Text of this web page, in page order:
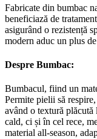
Fabricate din bumbac
beneficiază de
asigurând o rezistență
modern aduc un plus
Despre Bumbac:
Bumbacul, fiind un
Permite pielii să
având o textură
cald, ci și în cel rece,
material all-season,